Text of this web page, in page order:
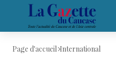
Page d'accueil International